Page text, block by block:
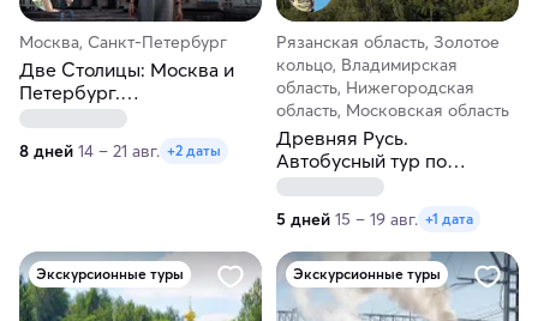
Москва, Санкт-Петербург
Две Столицы: Москва и
Петербург.
Экскурсионный тур на 8
8 дней 14 – 21 авг. +2 даты
Рязанская область, Золотое
кольцо, Владимирская
область, Нижегородская
область, Московская область
Древняя Русь.
Автобусный тур по
городам Золотого кольца
5 дней 15 – 19 авг. +1 дата
Экскурсионные туры Экскурсионные туры